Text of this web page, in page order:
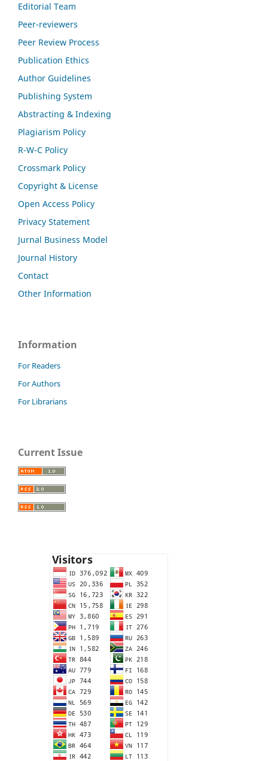
Editorial Team
Peer-reviewers
Peer Review Process
Publication Ethics
Author Guidelines
Publishing System
Abstracting & Indexing
Plagiarism Policy
R-W-C Policy
Crossmark Policy
Copyright & License
Open Access Policy
Privacy Statement
Jurnal Business Model
Journal History
Contact
Other Information
Information
For Readers
For Authors
For Librarians
Current Issue